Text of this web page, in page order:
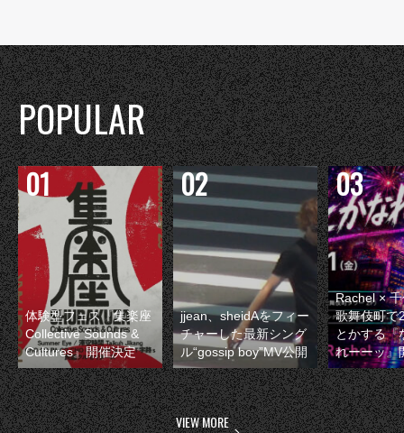
POPULAR
体験型フェス『集楽座
Collective Sounds &
Cultures』開催決定
jjean、sheidAをフィー
チャーした最新シング
ル“gossip boy”MV公開
Rachel ×
歌舞伎町で
とかする『
れーーッ』
VIEW MORE